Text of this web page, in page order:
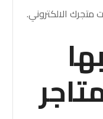
الالكتروني.